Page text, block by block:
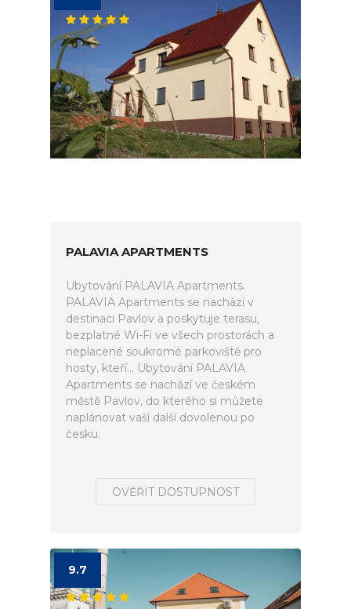
PALAVIA APARTMENTS
Ubytování PALAVIA Apartments.
PALAVIA Apartments se nachází v
destinaci Pavlov a poskytuje terasu,
bezplatné Wi-Fi ve všech prostorách a
neplacené soukromé parkoviště pro
hosty, kteří... Ubytování PALAVIA
Apartments se nachází ve českém
městě Pavlov, do kterého si můžete
naplánovat vaší další dovolenou po
česku.
OVĚŘIT DOSTUPNOST
9.7